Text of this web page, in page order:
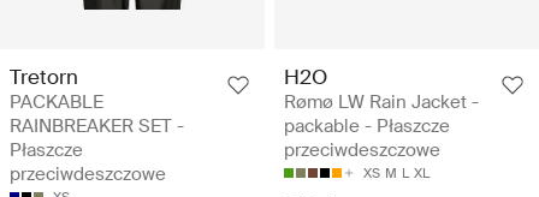
Tretorn
PACKABLE
RAINBREAKER SET -
Płaszcze
przeciwdeszczowe
H2O
Rømø LW Rain Jacket -
packable - Płaszcze
przeciwdeszczowe
XS M L XL